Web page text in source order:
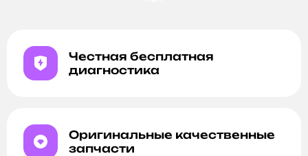
Честная бесплатная
диагностика
Оригинальные качественные
запчасти